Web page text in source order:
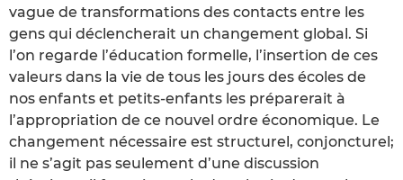
vague de transformations des contacts entre les
gens qui déclencherait un changement global. Si
l’on regarde l’éducation formelle, l’insertion de ces
valeurs dans la vie de tous les jours des écoles de
nos enfants et petits-enfants les préparerait à
l’appropriation de ce nouvel ordre économique. Le
changement nécessaire est structurel, conjoncturel;
il ne s’agit pas seulement d’une discussion